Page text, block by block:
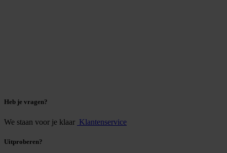
Heb je vragen?
We staan voor je klaar Klantenservice
Uitproberen?